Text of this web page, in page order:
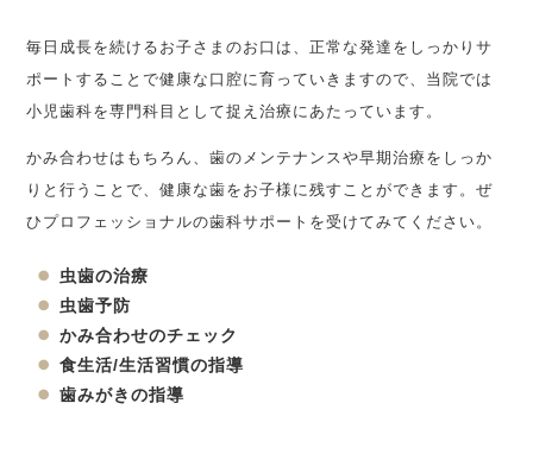
毎日成長を続けるお子さまのお口は、正常な発達をしっかりサ
ポートすることで健康な口腔に育っていきますので、当院では
小児歯科を専門科目として捉え治療にあたっています。
かみ合わせはもちろん、歯のメンテナンスや早期治療をしっか
りと行うことで、健康な歯をお子様に残すことができます。ぜ
ひプロフェッショナルの歯科サポートを受けてみてください。
虫歯の治療
虫歯予防
かみ合わせのチェック
食生活/生活習慣の指導
歯みがきの指導